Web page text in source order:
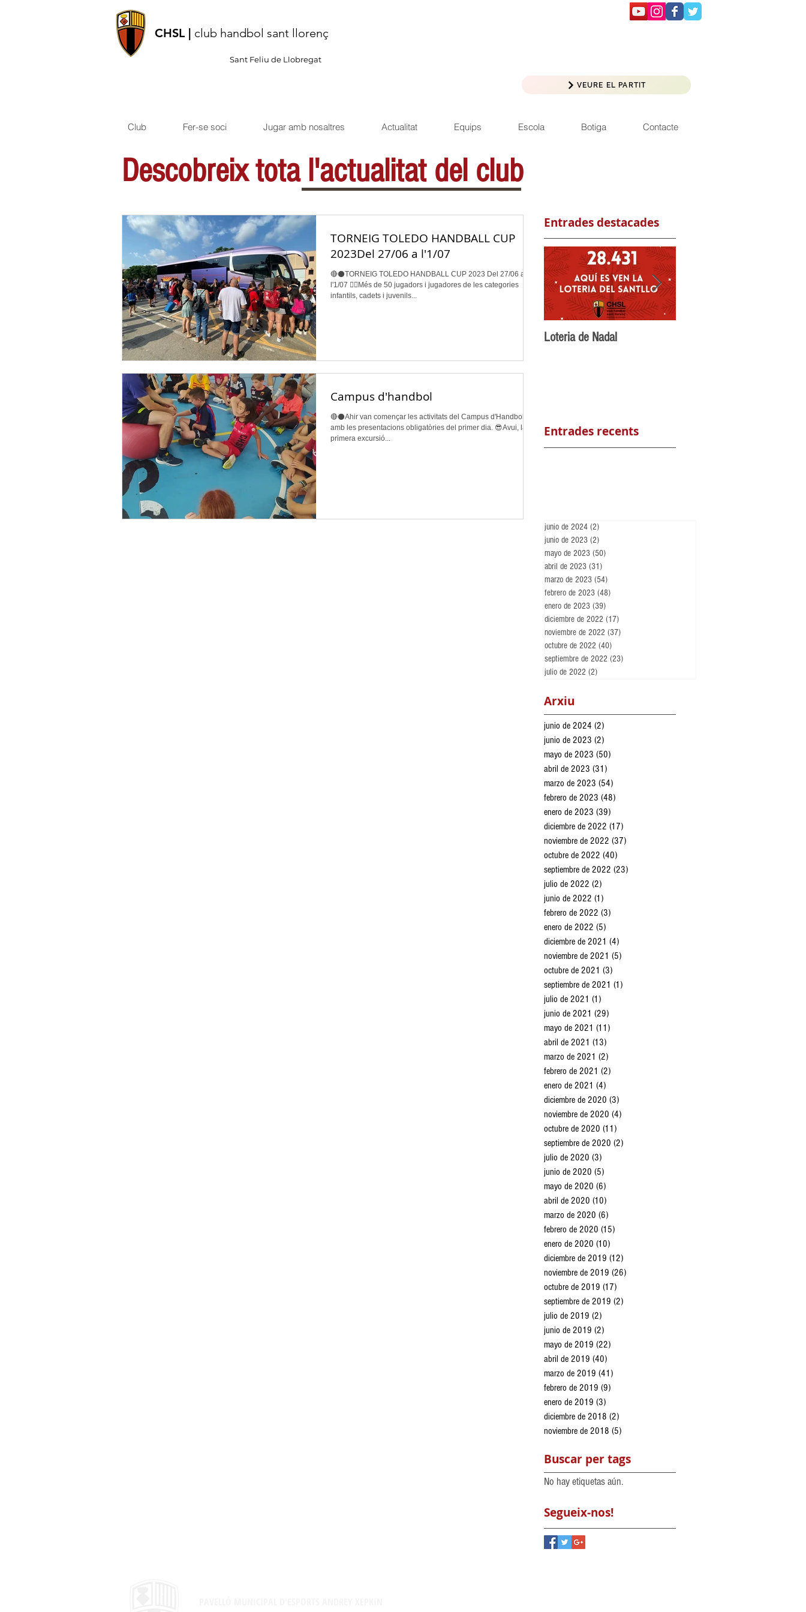
CHSL | club handbol sant llorenç
Sant Feliu de Llobregat
VEURE EL PARTIT
Club Fer-se soci Jugar amb nosaltres Actualitat Equips Escola Botiga Contacte
Descobreix tota l'actualitat del club
TORNEIG TOLEDO HANDBALL CUP
2023Del 27/06 a l'1/07
🔴⚫TORNEIG TOLEDO HANDBALL CUP 2023 Del 27/06 a
l'1/07 👉🏽Més de 50 jugadors i jugadores de les categories
infantils, cadets i juvenils...
Campus d'handbol
🔴⚫Ahir van començar les activitats del Campus d'Handbol,
amb les presentacions obligatòries del primer dia. 😎Avui, la
primera excursió...
Entrades destacades
Loteria de Nadal
Entrades recents
junio de 2024 (2)
junio de 2023 (2)
mayo de 2023 (50)
abril de 2023 (31)
marzo de 2023 (54)
febrero de 2023 (48)
enero de 2023 (39)
diciembre de 2022 (17)
noviembre de 2022 (37)
octubre de 2022 (40)
septiembre de 2022 (23)
julio de 2022 (2)
Arxiu
junio de 2024 (2)
junio de 2023 (2)
mayo de 2023 (50)
abril de 2023 (31)
marzo de 2023 (54)
febrero de 2023 (48)
enero de 2023 (39)
diciembre de 2022 (17)
noviembre de 2022 (37)
octubre de 2022 (40)
septiembre de 2022 (23)
julio de 2022 (2)
junio de 2022 (1)
febrero de 2022 (3)
enero de 2022 (5)
diciembre de 2021 (4)
noviembre de 2021 (5)
octubre de 2021 (3)
septiembre de 2021 (1)
julio de 2021 (1)
junio de 2021 (29)
mayo de 2021 (11)
abril de 2021 (13)
marzo de 2021 (2)
febrero de 2021 (2)
enero de 2021 (4)
diciembre de 2020 (3)
noviembre de 2020 (4)
octubre de 2020 (11)
septiembre de 2020 (2)
julio de 2020 (3)
junio de 2020 (5)
mayo de 2020 (6)
abril de 2020 (10)
marzo de 2020 (6)
febrero de 2020 (15)
enero de 2020 (10)
diciembre de 2019 (12)
noviembre de 2019 (26)
octubre de 2019 (17)
septiembre de 2019 (2)
julio de 2019 (2)
junio de 2019 (2)
mayo de 2019 (22)
abril de 2019 (40)
marzo de 2019 (41)
febrero de 2019 (9)
enero de 2019 (3)
diciembre de 2018 (2)
noviembre de 2018 (5)
Buscar per tags
No hay etiquetas aún.
Segueix-nos!